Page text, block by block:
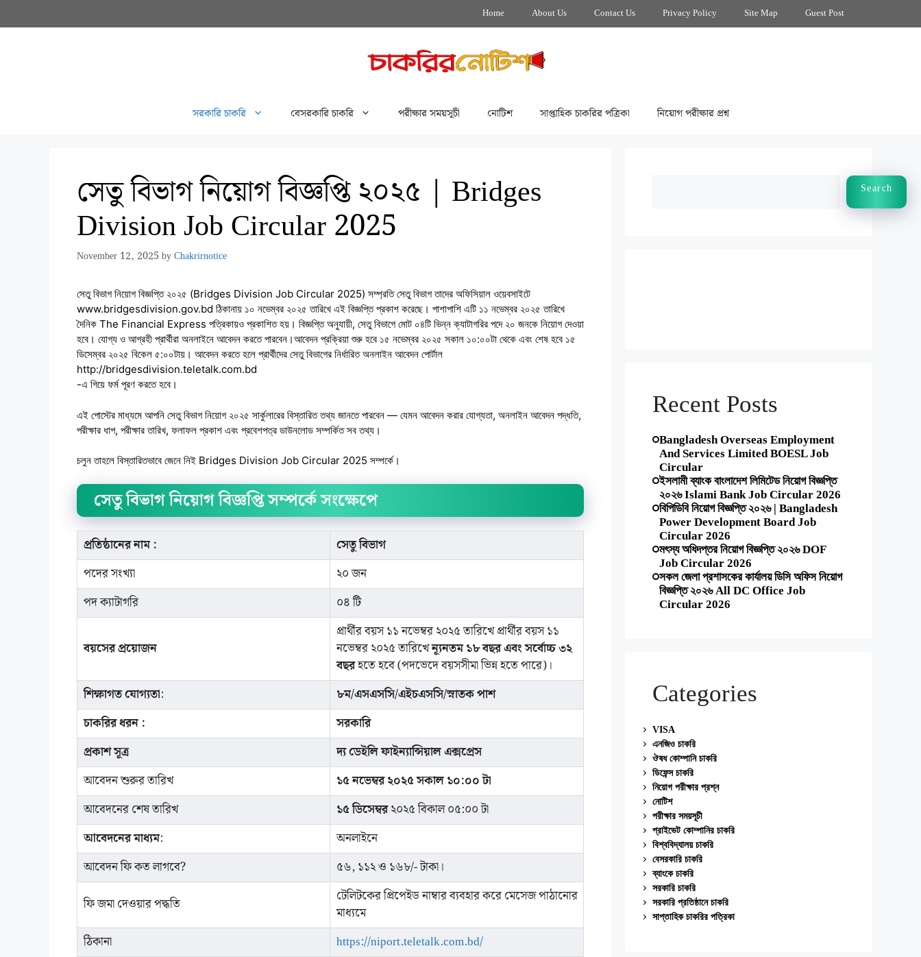
to
Home About Us Contact Us Privacy Policy Site Map Guest Post
সরকারি চাকরি বেসরকারি চাকরি পরীক্ষার সময়সূচী নোটিশ সাপ্তাহিক চাকরির পত্রিকা নিয়োগ পরীক্ষার প্রশ্ন
সেতু বিভাগ নিয়োগ বিজ্ঞপ্তি ২০২৫ | Bridges
Division Job Circular 2025
November 12, 2025 byChakrirnotice
সেতু বিভাগ নিয়োগ বিজ্ঞপ্তি ২০২৫ (Bridges Division Job Circular 2025) সম্প্রতি সেতু বিভাগ তাদের অফিসিয়াল ওয়েবসাইটে
www.bridgesdivision.gov.bd ঠিকানায় ১০ নভেম্বর ২০২৫ তারিখে এই বিজ্ঞপ্তি প্রকাশ করেছে। পাশাপাশি এটি ১১ নভেম্বর ২০২৫ তারিখে
দৈনিক The Financial Express পত্রিকায়ও প্রকাশিত হয়। বিজ্ঞপ্তি অনুযায়ী, সেতু বিভাগে মোট ০৪টি ভিন্ন ক্যাটাগরির পদে ২০ জনকে নিয়োগ দেওয়া
হবে। যোগ্য ও আগ্রহী প্রার্থীরা অনলাইনে আবেদন করতে পারবেন।আবেদন প্রক্রিয়া শুরু হবে ১৫ নভেম্বর ২০২৫ সকাল ১০:০০টা থেকে এবং শেষ হবে ১৫
ডিসেম্বর ২০২৫ বিকেল ৫:০০টায়। আবেদন করতে হলে প্রার্থীদের সেতু বিভাগের নির্ধারিত অনলাইন আবেদন পোর্টাল
http://bridgesdivision.teletalk.com.bd
-এ গিয়ে ফর্ম পূরণ করতে হবে।
এই পোস্টের মাধ্যমে আপনি সেতু বিভাগ নিয়োগ ২০২৫ সার্কুলারের বিস্তারিত তথ্য জানতে পারবেন — যেমন আবেদন করার যোগ্যতা, অনলাইন আবেদন পদ্ধতি,
পরীক্ষার ধাপ, পরীক্ষার তারিখ, ফলাফল প্রকাশ এবং প্রবেশপত্র ডাউনলোড সম্পর্কিত সব তথ্য।
চলুন তাহলে বিস্তারিতভাবে জেনে নিই Bridges Division Job Circular 2025 সম্পর্কে।
সেতু বিভাগ নিয়োগ বিজ্ঞপ্তি সম্পর্কে সংক্ষেপে
প্রতিষ্ঠানের নাম :
সেতু বিভাগ
পদের সংখ্যা
২০ জন
পদ ক্যাটাগরি
০৪ টি
বয়সের প্রয়োজন
প্রার্থীর বয়স ১১ নভেম্বর ২০২৫ তারিখে প্রার্থীর বয়স ১১
নভেম্বর ২০২৫ তারিখেন্যূনতম ১৮ বছর এবং সর্বোচ্চ ৩২
বছরহতে হবে (পদভেদে বয়সসীমা ভিন্ন হতে পারে)।
শিক্ষাগত যোগ্যতা:
৮ম/এসএসসি/এইচএসসি/স্নাতক পাশ
চাকরির ধরন :
সরকারি
প্রকাশ সূত্র
দ্য ডেইলি ফাইন্যান্সিয়াল এক্সপ্রেস
আবেদন শুরুর তারিখ
১৫ নভেম্বর ২০২৫ সকাল ১০:০০ টা
আবেদনের শেষ তারিখ
১৫ ডিসেম্বর২০২৫ বিকাল ০৫:০০ টা
আবেদনের মাধ্যম:
অনলাইনে
আবেদন ফি কত লাগবে?
৫৬, ১১২ ও ১৬৮/- টাকা।
ফি জমা দেওয়ার পদ্ধতি
টেলিটকের প্রিপেইড নাম্বার ব্যবহার করে মেসেজ পাঠানোর
মাধ্যমে
ঠিকানা
https://niport.teletalk.com.bd/
Search
Recent Posts
Bangladesh Overseas Employment
And Services Limited BOESL Job
Circular
ইসলামী ব্যাংক বাংলাদেশ লিমিটেড নিয়োগ বিজ্ঞপ্তি
২০২৬ Islami Bank Job Circular 2026
বিপিডিবি নিয়োগ বিজ্ঞপ্তি ২০২৬ | Bangladesh
Power Development Board Job
Circular 2026
মৎস্য অধিদপ্তর নিয়োগ বিজ্ঞপ্তি ২০২৬ DOF
Job Circular 2026
সকল জেলা প্রশাসকের কার্যালয় ডিসি অফিস নিয়োগ
বিজ্ঞপ্তি ২০২৬ All DC Office Job
Circular 2026
Categories
VISA
এনজিও চাকরি
ঔষধ কোম্পানি চাকরি
ডিফেন্স চাকরি
নিয়োগ পরীক্ষার প্রশ্ন
নোটিশ
পরীক্ষার সময়সূচী
প্রাইভেট কোম্পানির চাকরি
বিশ্ববিদ্যালয় চাকরি
বেসরকারি চাকরি
ব্যাংকে চাকরি
সরকারি চাকরি
সরকারি প্রতিষ্ঠানে চাকরি
সাপ্তাহিক চাকরির পত্রিকা